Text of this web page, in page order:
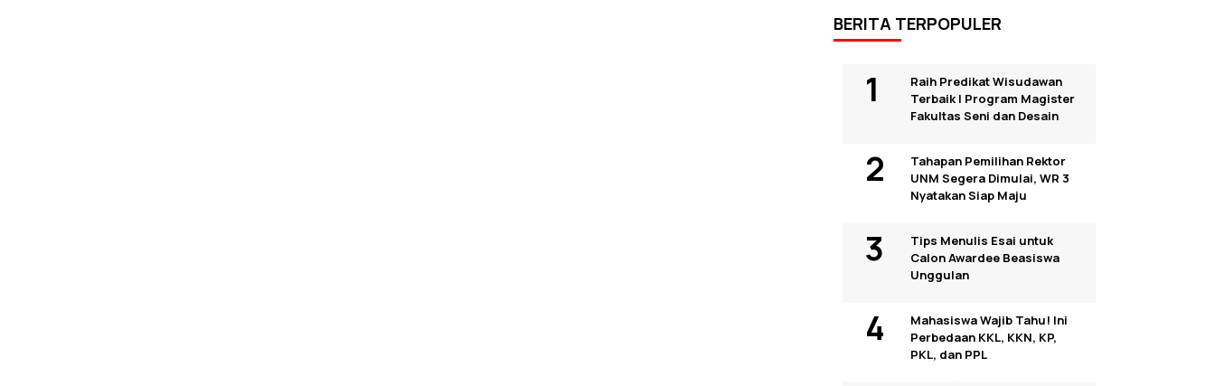
BERITA TERPOPULER
Raih Predikat Wisudawan
Terbaik I Program Magister
Fakultas Seni dan Desain
Tahapan Pemilihan Rektor
UNM Segera Dimulai, WR 3
Nyatakan Siap Maju
Tips Menulis Esai untuk
Calon Awardee Beasiswa
Unggulan
Mahasiswa Wajib Tahu! Ini
Perbedaan KKL, KKN, KP,
PKL, dan PPL